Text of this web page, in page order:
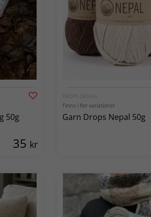
50g
35 kr
DROPS DESIGN
Finns i fler variationer
Garn Drops Nepal 50g